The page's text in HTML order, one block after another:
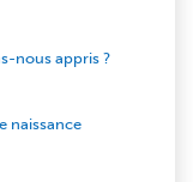
nous appris ?
naissance